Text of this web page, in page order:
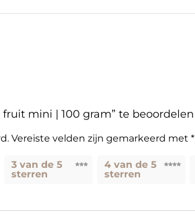
mini | 100 gram” te beoordelen
Vereiste velden zijn gemarkeerd met *
3 van de 5
sterren
4 van de 5
sterren